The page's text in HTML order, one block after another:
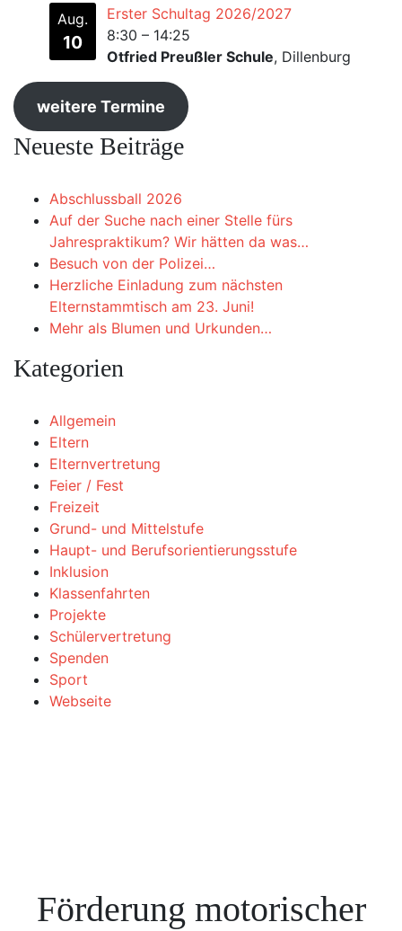
Aug.
10
Erster Schultag 2026/2027
8:30 – 14:25
Otfried Preußler Schule, Dillenburg
weitere Termine
Neueste Beiträge
Abschlussball 2026
Auf der Suche nach einer Stelle fürs
Jahrespraktikum? Wir hätten da was…
Besuch von der Polizei…
Herzliche Einladung zum nächsten
Elternstammtisch am 23. Juni!
Mehr als Blumen und Urkunden…
Kategorien
Allgemein
Eltern
Elternvertretung
Feier / Fest
Freizeit
Grund- und Mittelstufe
Haupt- und Berufsorientierungsstufe
Inklusion
Klassenfahrten
Projekte
Schülervertretung
Spenden
Sport
Webseite
Förderung motorischer